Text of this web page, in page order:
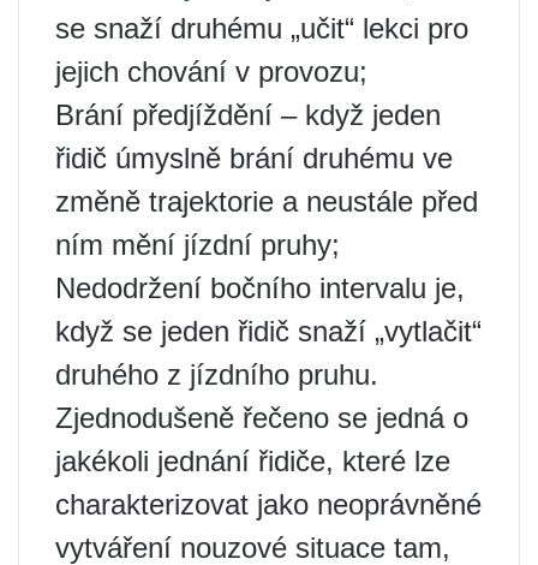
se snaží druhému „učit“ lekci pro
jejich chování v provozu;
Brání předjíždění – když jeden
řidič úmyslně brání druhému ve
změně trajektorie a neustále před
ním mění jízdní pruhy;
Nedodržení bočního intervalu je,
když se jeden řidič snaží „vytlačit“
druhého z jízdního pruhu.
Zjednodušeně řečeno se jedná o
jakékoli jednání řidiče, které lze
charakterizovat jako neoprávněné
vytváření nouzové situace tam,